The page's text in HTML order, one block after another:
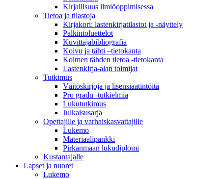
Kirjallisuus ilmiöoppimisessa
Tietoa ja tilastoja
Kirjakori: lastenkirjatilastot ja -näyttely
Palkintoluettelot
Kuvittaja­bibliografia
Koivu ja tähti –tietokanta
Kolmen tähden tietoa -tietokanta
Lastenkirja-alan toimijat
Tutkimus
Väitöskirjoja ja lisensiaatintöitä
Pro gradu -tutkielmia
Lukututkimus
Julkaisusarja
Opettajille ja varhaiskasvattajille
Lukemo
Materiaalipankki
Pirkanmaan lukudiplomi
Kustantajalle
Lapset ja nuoret
Lukemo